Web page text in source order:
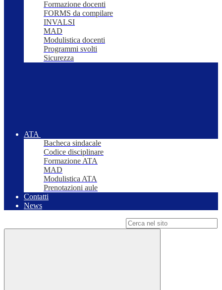
Formazione docenti
FORMS da compilare
INVALSI
MAD
Modulistica docenti
Programmi svolti
Sicurezza
ATA
Bacheca sindacale
Codice disciplinare
Formazione ATA
MAD
Modulistica ATA
Prenotazioni aule
Contatti
News